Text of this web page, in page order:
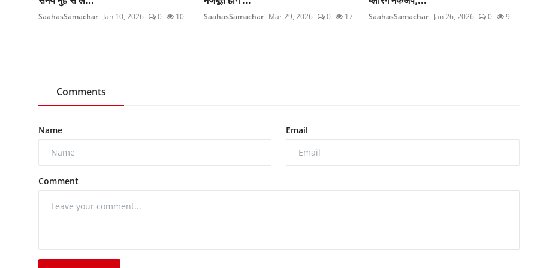
SaahasSamachar Jan 10, 2026 0 10 SaahasSamachar Mar 29, 2026 0 17 SaahasSamachar Jan 26, 2026 0 9
Comments
Name Email
Comment